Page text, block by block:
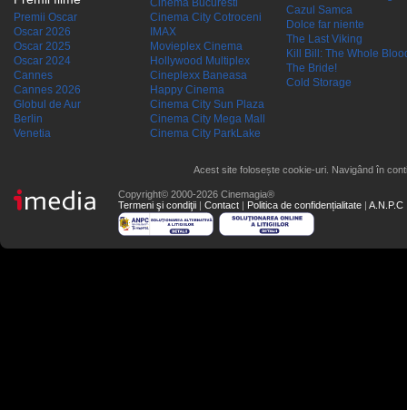
Premii Oscar
Oscar 2026
Oscar 2025
Oscar 2024
Cannes
Cannes 2026
Globul de Aur
Berlin
Venetia
Cinema Bucuresti
Cinema City Cotroceni
IMAX
Movieplex Cinema
Hollywood Multiplex
Cineplexx Baneasa
Happy Cinema
Cinema City Sun Plaza
Cinema City Mega Mall
Cinema City ParkLake
Cazul Samca
Dolce far niente
The Last Viking
Kill Bill: The Whole
The Bride!
Cold Storage
Acest site folosește cookie-uri. Navigând în
Copyright© 2000-2026 Cinemagia®
Termeni şi condiţii | Contact | Politica de confidențialitate | A.N.P.C